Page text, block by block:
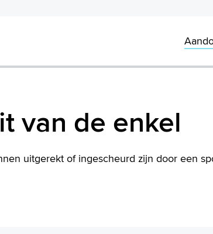
van de enkel
uitgerekt of ingescheurd zijn door een